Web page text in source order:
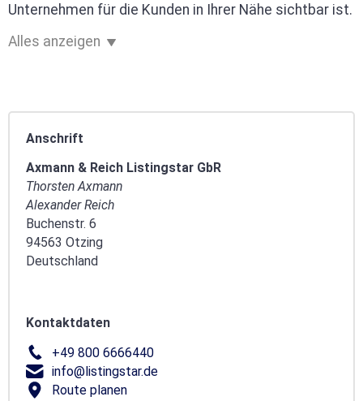
Unternehmen für die Kunden in Ihrer Nähe sichtbar ist.
Alles anzeigen
Anschrift
Axmann & Reich Listingstar GbR
Thorsten Axmann
Alexander Reich
Buchenstr. 6
94563 Otzing
Deutschland
Kontaktdaten
+49 800 6666440
info@listingstar.de
Route planen